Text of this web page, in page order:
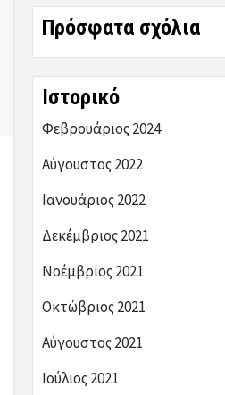
Πρόσφατα σχόλια
Ιστορικό
Φεβρουάριος 2024
Αύγουστος 2022
Ιανουάριος 2022
Δεκέμβριος 2021
Νοέμβριος 2021
Οκτώβριος 2021
Αύγουστος 2021
Ιούλιος 2021